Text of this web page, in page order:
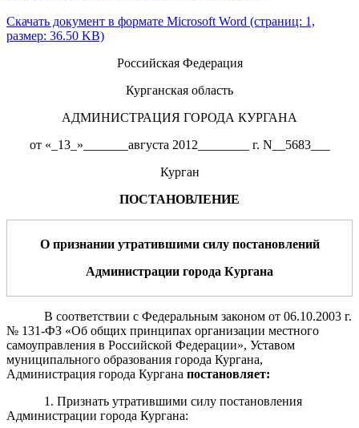
Скачать документ в формате Microsoft Word (страниц: 1,
размер: 36.50 KB)
Российская Федерация
Курганская область
АДМИНИСТРАЦИЯ ГОРОДА КУРГАНА
от «_13_»_______августа 2012________ г. N__5683___
Курган
ПОСТАНОВЛЕНИЕ
О признании утратившими силу постановлений
Администрации города Кургана
В соответствии с Федеральным законом от 06.10.2003 г.
№ 131-ФЗ «Об общих принципах организации местного
самоуправления в Российской Федерации», Уставом
муниципального образования города Кургана,
Администрация города Кургана постановляет:
1. Признать утратившими силу постановления
Администрации города Кургана: